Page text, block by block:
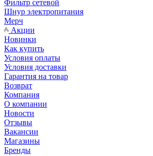
Фильтр сетевой
Шнур электропитания
Мерч
Акции
Новинки
Как купить
Условия оплаты
Условия доставки
Гарантия на товар
Возврат
Компания
О компании
Новости
Отзывы
Вакансии
Магазины
Бренды